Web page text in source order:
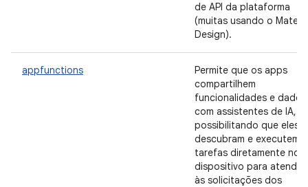
de API da plataforma
(muitas usando o
Design).
appfunctions
Permite que os apps
compartilhem
funcionalidades e dados
com assistentes de IA,
possibilitando que eles
descubram e executem
tarefas diretamente no
dispositivo para atender
às solicitações dos